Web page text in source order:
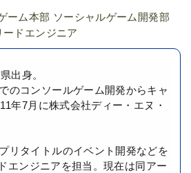
ーム本部 ソーシャルゲーム開発部
ドエンジニア
出身。
のコンソールゲーム開発からキャ
年7月に株式会社ディー・エヌ・
リタイトルのイベント開発などを
エンジニアを担当。現在は同アー